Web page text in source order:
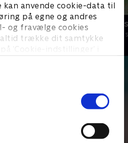
anvende cookie-data til
på egne og andres
og fravælge cookies
altid trække dit samtykke
’Cookie-indstillinger’ i
Lille
Børneserier •